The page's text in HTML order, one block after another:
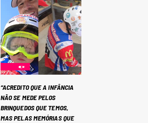
“ACREDITO QUE A INFÂNCIA
NÃO SE MEDE PELOS
BRINQUEDOS QUE TEMOS,
MAS PELAS MEMÓRIAS QUE